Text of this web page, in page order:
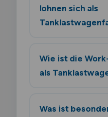
lohnen sich als
Wie ist die
als
Was ist